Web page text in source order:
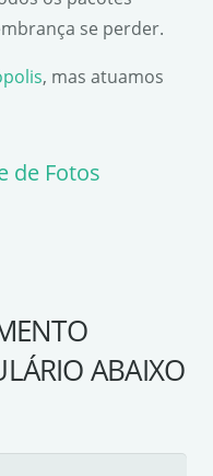
se perder.
, mas atuamos
de Fotos
ABAIXO